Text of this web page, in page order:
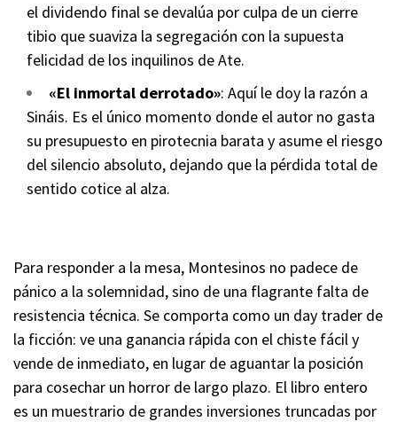
el dividendo final se devalúa por culpa de un cierre
tibio que suaviza la segregación con la supuesta
felicidad de los inquilinos de Ate.
«El inmortal derrotado»: Aquí le doy la razón a
Sináis. Es el único momento donde el autor no gasta
su presupuesto en pirotecnia barata y asume el riesgo
del silencio absoluto, dejando que la pérdida total de
sentido cotice al alza.
Para responder a la mesa, Montesinos no padece de
pánico a la solemnidad, sino de una flagrante falta de
resistencia técnica. Se comporta como un day trader de
la ficción: ve una ganancia rápida con el chiste fácil y
vende de inmediato, en lugar de aguantar la posición
para cosechar un horror de largo plazo. El libro entero
es un muestrario de grandes inversiones truncadas por